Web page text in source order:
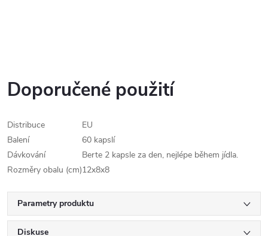
Doporučené použití
Distribuce
EU
Balení
60 kapslí
Dávkování
Berte 2 kapsle za den, nejlépe během jídla.
Rozměry obalu (cm)12x8x8
Parametry produktu
Diskuse